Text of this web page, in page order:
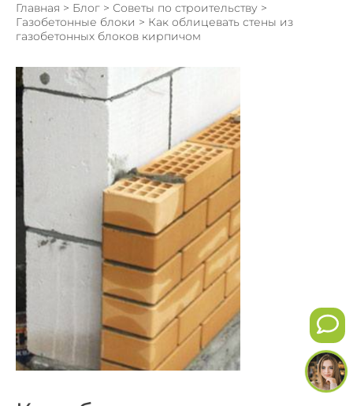
Главная > Блог > Советы по строительству >
Газобетонные блоки > Как облицевать стены из
газобетонных блоков кирпичом